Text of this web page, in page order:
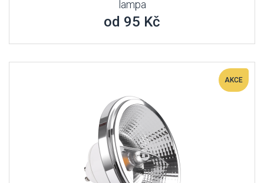
lampa
od 95 Kč
AKCE